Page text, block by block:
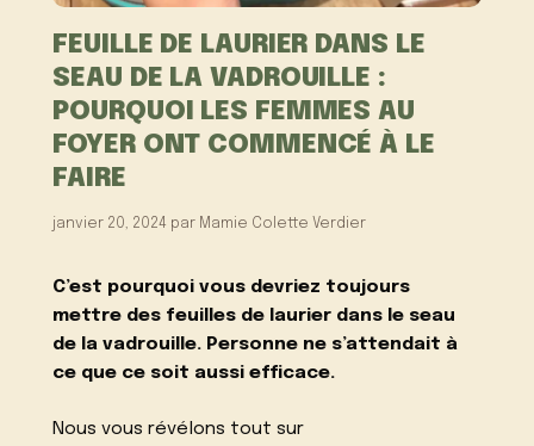
FEUILLE DE LAURIER DANS LE
SEAU DE LA VADROUILLE :
POURQUOI LES FEMMES AU
FOYER ONT COMMENCÉ À LE
FAIRE
janvier 20, 2024 par Mamie Colette Verdier
C’est pourquoi vous devriez toujours
mettre des feuilles de laurier dans le seau
de la vadrouille. Personne ne s’attendait à
ce que ce soit aussi efficace.
Nous vous révélons tout sur